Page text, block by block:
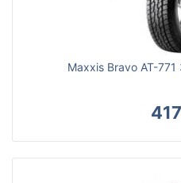
Maxxis Bravo AT-